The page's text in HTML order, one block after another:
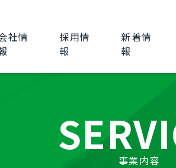
社情
採用情
報
新着情
報
事業内容